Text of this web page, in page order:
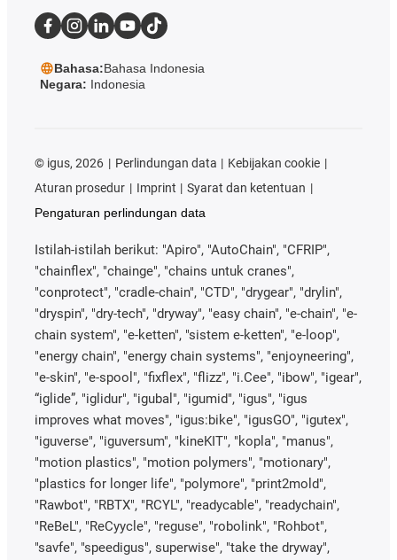
Bahasa:Bahasa Indonesia
Negara: Indonesia
© igus, 2026 Perlindungan data
Kebijakan cookie
Aturan prosedur
Imprint
Syarat dan ketentuan
Pengaturan perlindungan data
Istilah-istilah berikut: "Apiro", "AutoChain", "CFRIP",
"chainflex", "chainge", "chains untuk cranes",
"conprotect", "cradle-chain", "CTD", "drygear", "drylin",
"dryspin", "dry-tech", "dryway", "easy chain", "e-chain", "e-
chain system", "e-ketten", "sistem e-ketten", "e-loop",
"energy chain", "energy chain systems", "enjoyneering",
"e-skin", "e-spool", "fixflex", "flizz", "i.Cee", "ibow", "igear",
“iglide”, "iglidur", "igubal", "igumid", "igus", "igus
improves what moves", "igus:bike", "igusGO", "igutex",
"iguverse", "iguversum", "kineKIT", "kopla", "manus",
"motion plastics", "motion polymers", "motionary",
"plastics for longer life", "polymore", "print2mold",
"Rawbot", "RBTX", "RCYL", "readycable", "readychain",
"ReBeL", "ReCyycle", "reguse", "robolink", "Rohbot",
"savfe", "speedigus", superwise", "take the dryway",